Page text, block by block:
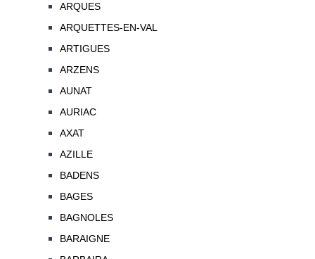
ARQUES
ARQUETTES-EN-VAL
ARTIGUES
ARZENS
AUNAT
AURIAC
AXAT
AZILLE
BADENS
BAGES
BAGNOLES
BARAIGNE